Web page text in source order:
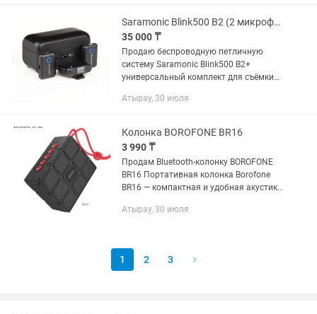
Saramonic Blink500 B2 (2 микрофона кейс, iPhone/Type-C)
35 000 ₸
Продаю беспроводную петличную
систему Saramonic Blink500 B2+
универсальный комплект для съёмки
TikTok/Instagram/YouTube и работы со
Атырау, 30 июля
Колонка BOROFONE BR16
3 990 ₸
Продам Bluetooth-колонку BOROFONE
BR16 Портативная колонка Borofone
BR16 — компактная и удобная акустика
улице или в поездках. Подключается к
Атырау, 30 июля
1 2 3